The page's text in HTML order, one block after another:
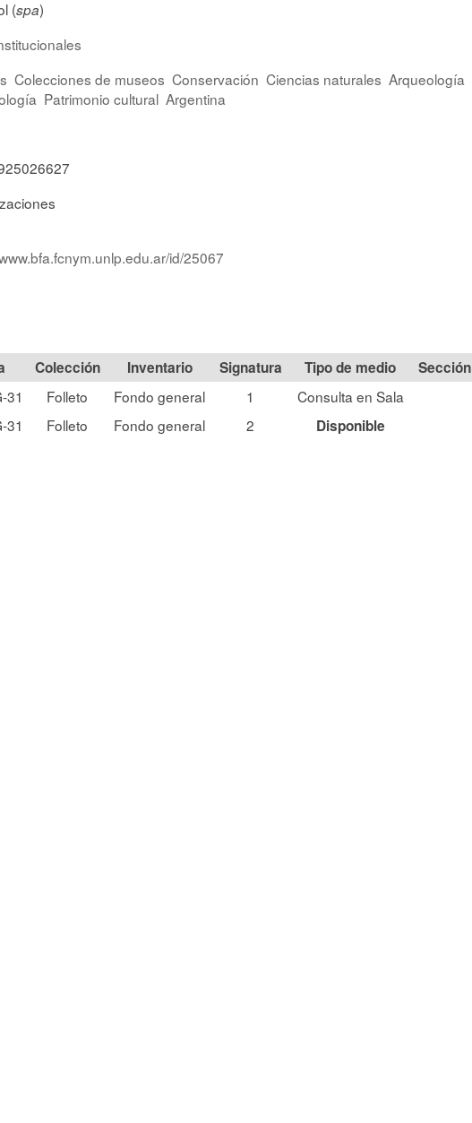
(spa)
Colecciones de museos Conservación Ciencias naturales Arqueología
Patrimonio cultural Argentina
id/25067
Colección Signatura Tipo de medio Sección
31 Folleto Fondo general 1
Consulta en Sala
31 Folleto Fondo general 2 Disponible